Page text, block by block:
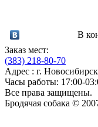
В
Заказ мест:
(383) 218-80-70
Адрес : г.
Часы работы: 17:00-
Все права защищены.
Бродячая собака ©